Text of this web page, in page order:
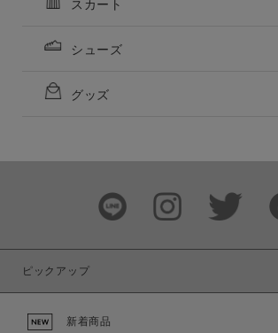
スカート
シューズ
グッズ
ピックアップ
新着商品